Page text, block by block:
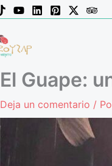
El Guape:
Deja un comentario /